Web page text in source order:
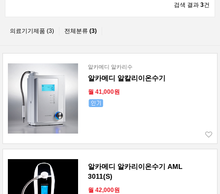
검색 결과 3건
의료기기제품 (3) 전체분류 (3)
알카메디 알카리수
알카메디 알칼리이온수기
월 41,000원
알카메디 알카리이온수기 AML
3011(S)
월 42,000원